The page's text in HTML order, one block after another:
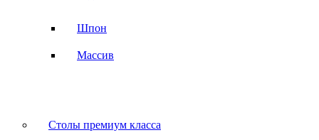
Шпон
Массив
Столы премиум класса